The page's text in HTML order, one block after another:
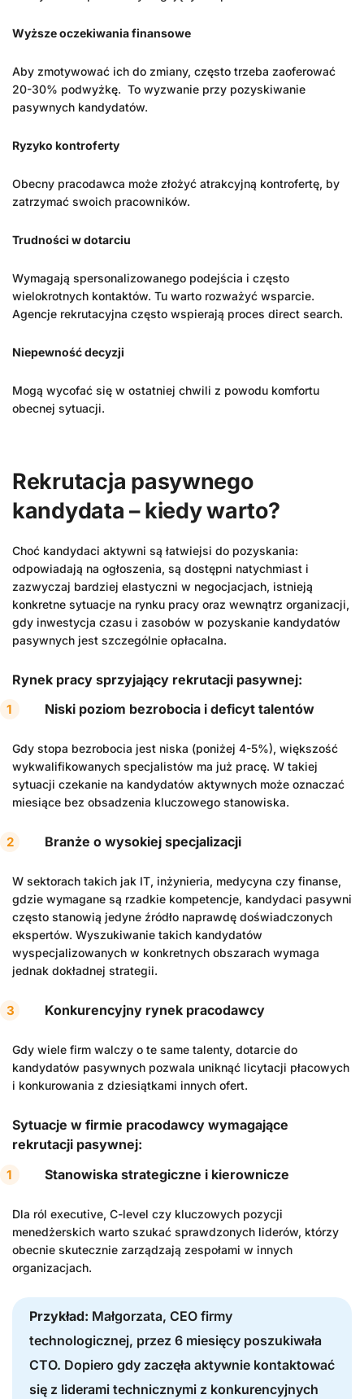
Wyższe oczekiwania finansowe
Aby zmotywować ich do zmiany, często trzeba zaoferować
20-30% podwyżkę. To wyzwanie przy pozyskiwanie
pasywnych kandydatów.
Ryzyko kontroferty
Obecny pracodawca może złożyć atrakcyjną kontrofertę, by
zatrzymać swoich pracowników.
Trudności w dotarciu
Wymagają spersonalizowanego podejścia i często
wielokrotnych kontaktów. Tu warto rozważyć wsparcie.
Agencje rekrutacyjna często wspierają proces direct search.
Niepewność decyzji
Mogą wycofać się w ostatniej chwili z powodu komfortu
obecnej sytuacji.
Rekrutacja pasywnego
kandydata – kiedy warto?
Choć kandydaci aktywni są łatwiejsi do pozyskania:
odpowiadają na ogłoszenia, są dostępni natychmiast i
zazwyczaj bardziej elastyczni w negocjacjach, istnieją
konkretne sytuacje na rynku pracy oraz wewnątrz organizacji,
gdy inwestycja czasu i zasobów w pozyskanie kandydatów
pasywnych jest szczególnie opłacalna.
Rynek pracy sprzyjający rekrutacji pasywnej:
Niski poziom bezrobocia i deficyt talentów
Gdy stopa bezrobocia jest niska (poniżej 4-5%), większość
wykwalifikowanych specjalistów ma już pracę. W takiej
sytuacji czekanie na kandydatów aktywnych może oznaczać
miesiące bez obsadzenia kluczowego stanowiska.
Branże o wysokiej specjalizacji
W sektorach takich jak IT, inżynieria, medycyna czy finanse,
gdzie wymagane są rzadkie kompetencje, kandydaci pasywni
często stanowią jedyne źródło naprawdę doświadczonych
ekspertów. Wyszukiwanie takich kandydatów
wyspecjalizowanych w konkretnych obszarach wymaga
jednak dokładnej strategii.
Konkurencyjny rynek pracodawcy
Gdy wiele firm walczy o te same talenty, dotarcie do
kandydatów pasywnych pozwala uniknąć licytacji płacowych
i konkurowania z dziesiątkami innych ofert.
Sytuacje w firmie pracodawcy wymagające
rekrutacji pasywnej:
Stanowiska strategiczne i kierownicze
Dla ról executive, C-level czy kluczowych pozycji
menedżerskich warto szukać sprawdzonych liderów, którzy
obecnie skutecznie zarządzają zespołami w innych
organizacjach.
Przykład: Małgorzata, CEO firmy
technologicznej, przez 6 miesięcy poszukiwała
CTO. Dopiero gdy zaczęła aktywnie kontaktować
się z liderami technicznymi z konkurencyjnych